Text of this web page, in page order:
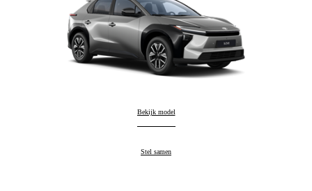
Toyota bZ4X:
Bekijk model
Toyota bZ4X
Stel samen